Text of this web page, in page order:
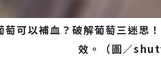
可以補血？破解葡萄三迷思
效。（圖／